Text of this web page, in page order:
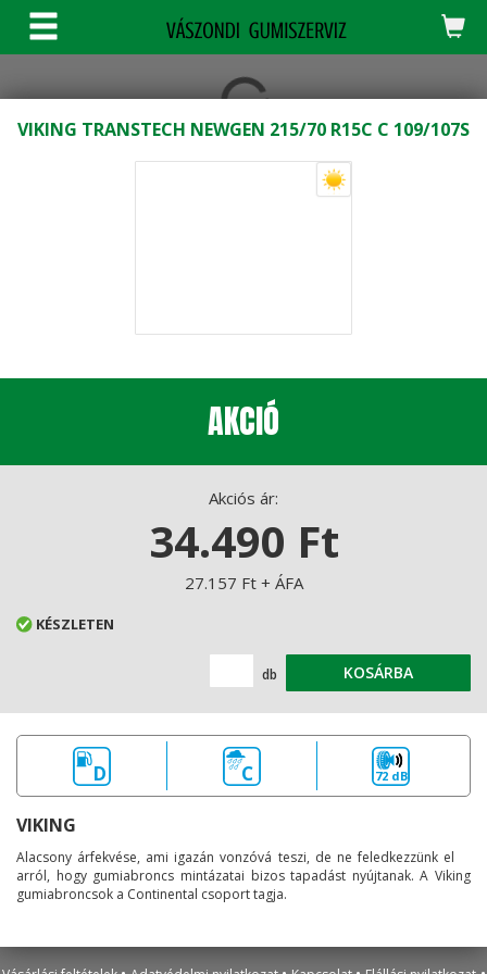
KERESÉS
VIKING TRANSTECH NEWGEN 215/70 R15C C 109/107S
AKCIÓ
Akciós ár:
34.490 Ft
27.157 Ft + ÁFA
KÉSZLETEN
db KOSÁRBA
D C 72 dB
VIKING
Alacsony árfekvése, ami igazán vonzóvá teszi, de ne feledkezzünk el
arról, hogy gumiabroncs mintázatai bizos tapadást nyújtanak. A Viking
gumiabroncsok a Continental csoport tagja.